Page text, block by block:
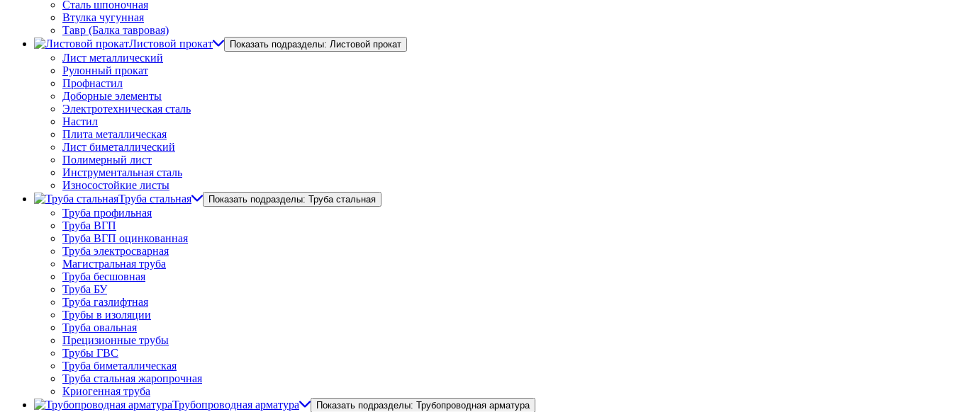
Сталь шпоночная
Втулка чугунная
Тавр (Балка тавровая)
Листовой прокат
Показать подразделы: Листовой прокат
Лист металлический
Рулонный прокат
Профнастил
Доборные элементы
Электротехническая сталь
Настил
Плита металлическая
Лист биметаллический
Полимерный лист
Инструментальная сталь
Износостойкие листы
Труба стальная
Показать подразделы: Труба стальная
Труба профильная
Труба ВГП
Труба ВГП оцинкованная
Труба электросварная
Магистральная труба
Труба бесшовная
Труба БУ
Труба газлифтная
Трубы в изоляции
Труба овальная
Прецизионные трубы
Трубы ГВС
Труба биметаллическая
Труба стальная жаропрочная
Криогенная труба
Трубопроводная арматура
Показать подразделы: Трубопроводная арматура